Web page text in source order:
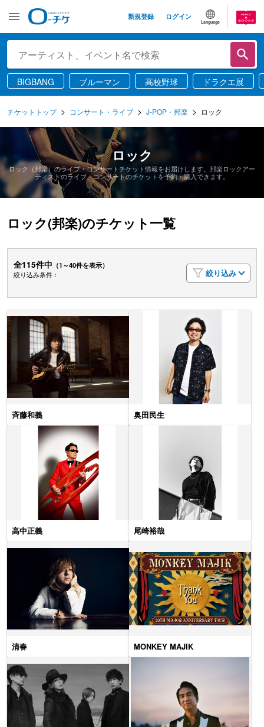
新規登録 ログイン
Language
BIGBANG ブルーマン 高校野球 ドラクエ展
チケットトップ コンサート・ライブ J-POP・邦楽 ロック
ロック
ロック（邦楽）のライブ・コンサートチケット情報をお届けします。邦楽ロックアー
ティストのライブ、コンサートのチケットを予約・購入できます。
ロック(邦楽)のチケット一覧
全115件中 （1～40件を表示）
絞り込み条件：
絞り込み
斉藤和義 奥田民生
高中正義 尾崎裕哉
清春 MONKEY MAJIK